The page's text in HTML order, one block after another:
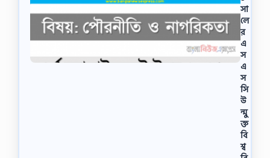
সা
লে
র
এ
স
এ
স
সি
উ
ন্মু
ক্ত
বি
শ্ব